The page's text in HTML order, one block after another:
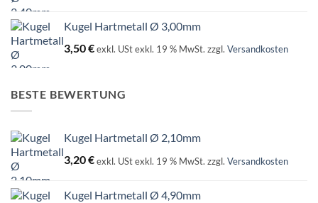
Kugel Hartmetall Ø 3,00mm
3,50€exkl. UStexkl. 19 % MwSt. zzgl. Versandkosten
BESTE BEWERTUNG
Kugel Hartmetall Ø 2,10mm
3,20€exkl. UStexkl. 19 % MwSt. zzgl. Versandkosten
Kugel Hartmetall Ø 4,90mm